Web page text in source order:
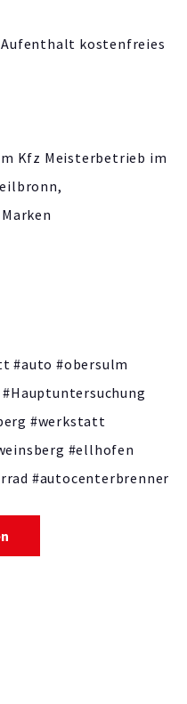
kostenfreies
Kfz Meisterbetrieb im
#auto #obersulm
#werkstatt
#ellhofen
#autocenterbrenner